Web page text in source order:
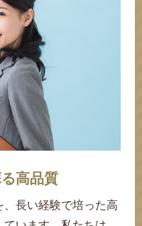
生地の色褪せ
金具のくすみ
褪色
表面の汚れ
接着剥がれ
ストラップ付け根の
表面のカビ汚れ
ハンドル汚れ
底面の汚れ
ハンドルのくせ付き
カビ汚れ
生地汚れ
底汚れ
底面の汚れ
メッキ剥げ
プレートのキズ
スレ傷
ハンドルのくせ付き
褪色
小傷
プレートのキズ
マグネットのキズ
ハンドルの毛羽立ち
金具キズ
金具のサビ
白カビ
金具のサビ
金具の錆び
錆びつき
メッキの錆
パテントレザーのく
保管臭
キャンバスのシワ
金具の錆つき
コバ擦れ
型崩れ
経年による染み
金具の錆
底びょうのキズ
型崩れ
コバの剥げ
金具のくすみ
シミ汚れ
底面の角スレ
ハンドルの変色
円
内装のカビ 引手のカ
金具のくすみ
金具の錆つき
金具のサビ
べた付き
高品質
長い経験で培った高